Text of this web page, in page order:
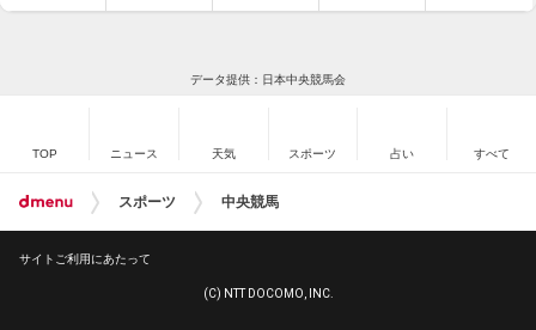
データ提供：日本中央競馬会
TOP ニュース 天気 スポーツ 占い すべて
スポーツ 中央競馬
サイトご利用にあたって
(C) NTT DOCOMO, INC.